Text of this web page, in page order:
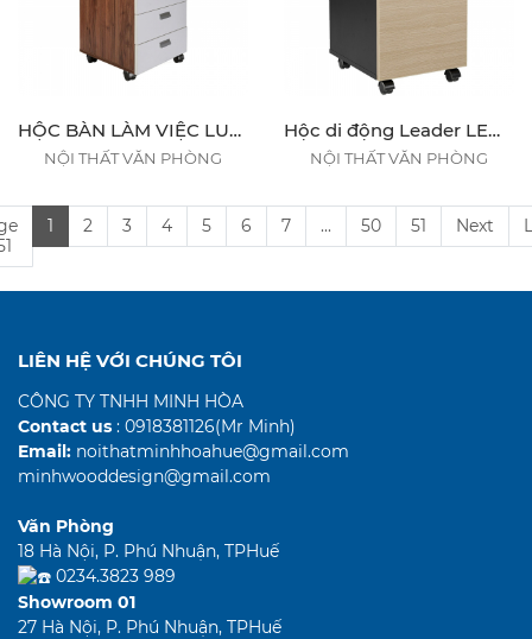
HỘC BÀN LÀM VIỆC LUXM3D
NỘI THẤT VĂN PHÒNG
Hộc di động Leader LEM1D1F
NỘI THẤT VĂN PHÒNG
1 2 3 4 5 6 7 ... 50 51 Next
LIÊN HỆ VỚI CHÚNG TÔI
CÔNG TY TNHH MINH HÒA
Contact us : 0918381126(Mr Minh)
Email: noithatminhhoahue@gmail.com
minhwooddesign@gmail.com
Văn Phòng
18 Hà Nội, P. Phú Nhuận, TPHuế
0234.3823 989
Showroom 01
27 Hà Nội, P. Phú Nhuận, TPHuế